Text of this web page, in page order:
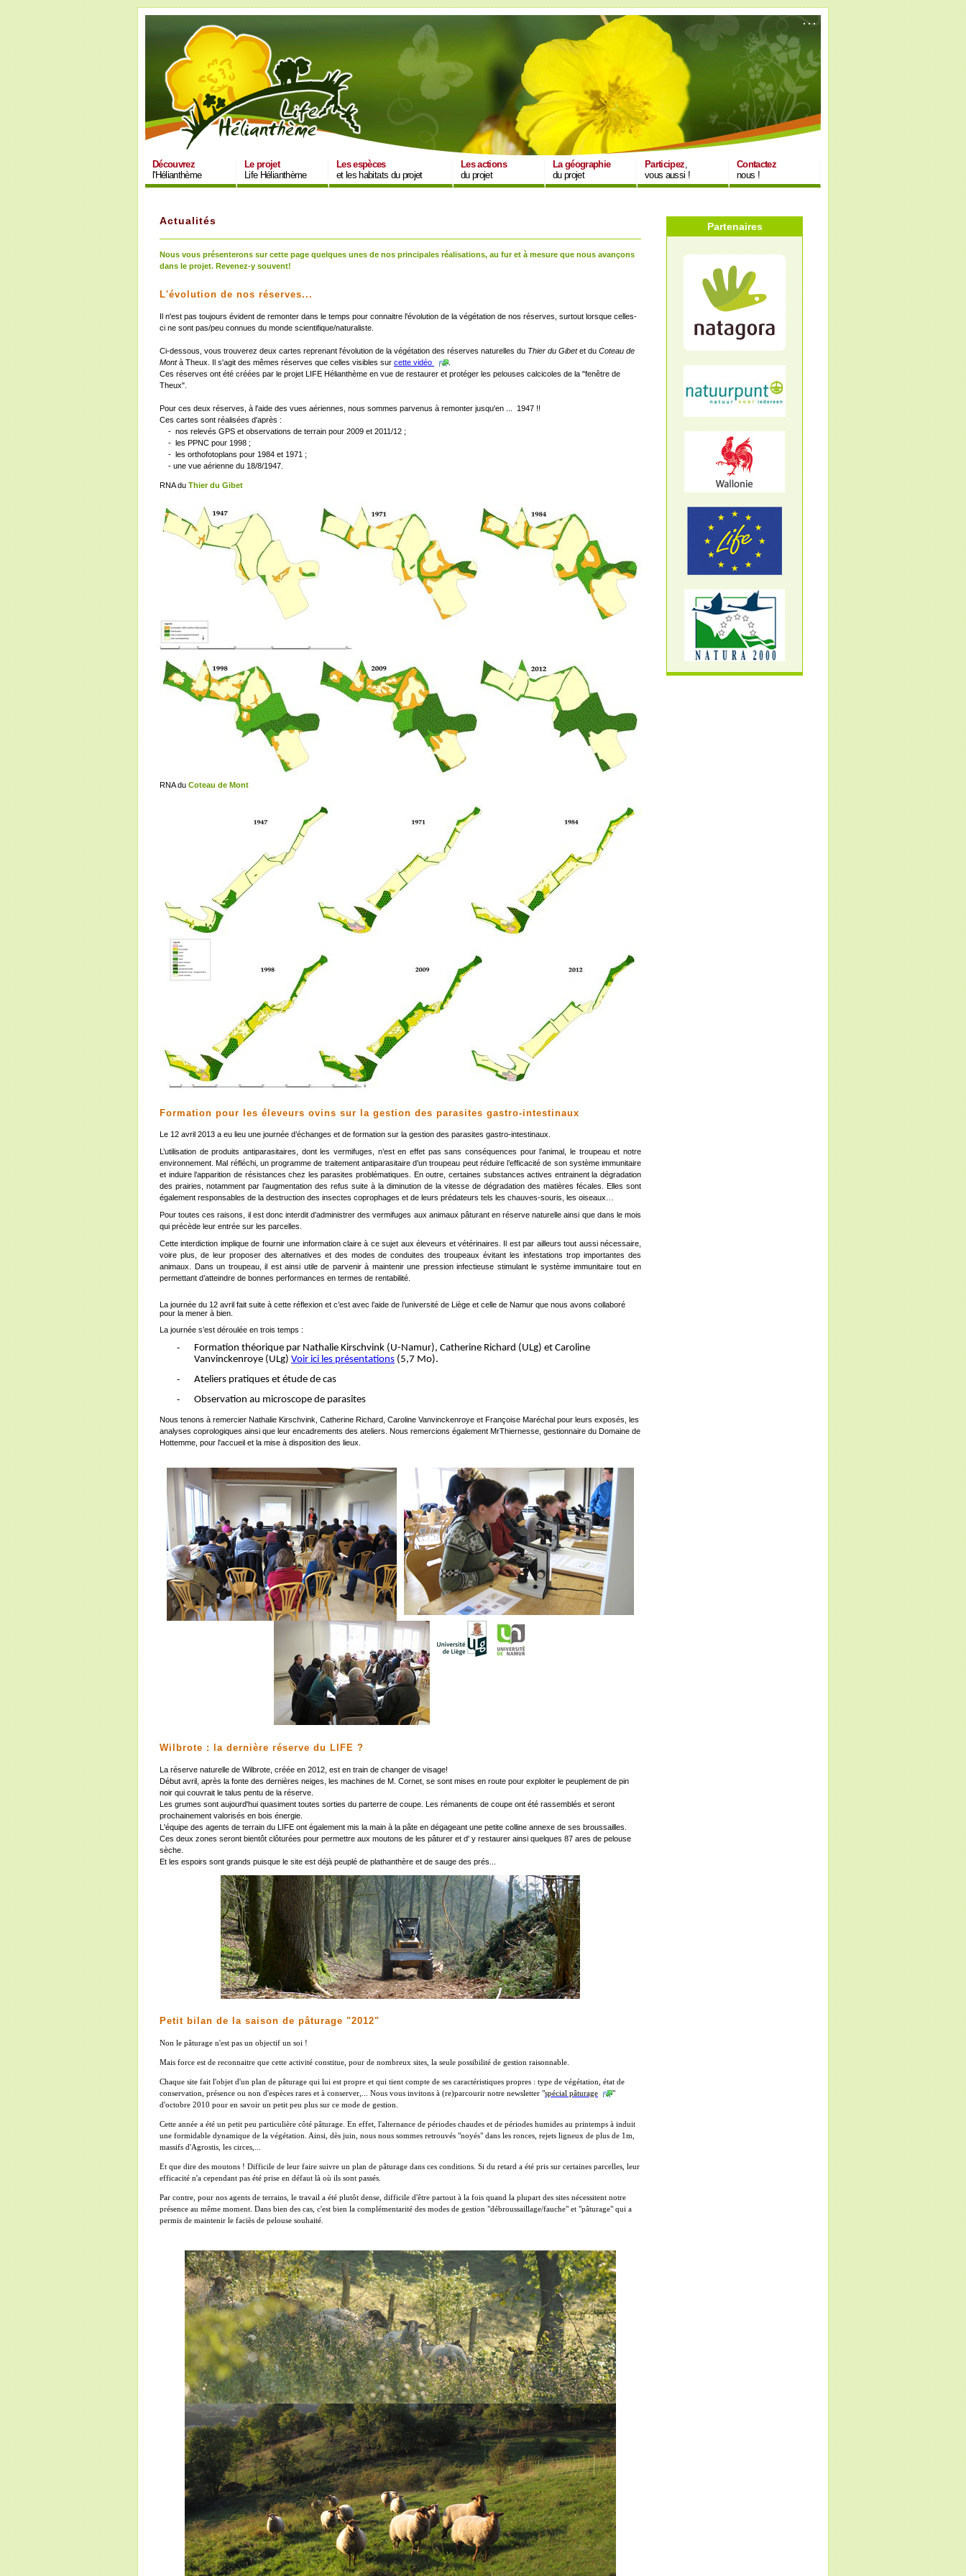
Découvrez
l'Hélianthème
Le projet
Life Hélianthème
Les espèces
et les habitats du projet
Les actions
du projet
La géographie
du projet
Participez,
vous aussi !
Contactez
nous !
Actualités
Nous vous présenterons sur cette page quelques unes de nos principales réalisations, au fur et à mesure que nous avançons
dans le projet. Revenez-y souvent!
L'évolution de nos réserves...
Il n'est pas toujours évident de remonter dans le temps pour connaitre l'évolution de la végétation de nos réserves, surtout lorsque celles-
ci ne sont pas/peu connues du monde scientifique/naturaliste.
Ci-dessous, vous trouverez deux cartes reprenant l'évolution de la végétation des réserves naturelles du Thier du Gibetet du Coteau de
Montà Theux. Il s'agit des mêmes réserves que celles visibles sur cette vidéo
Ces réserves ont été créées par le projet LIFE Hélianthème en vue de restaurer et protéger les pelouses calcicoles de la "fenêtre de
Theux".
Pour ces deux réserves, à l'aide des vues aériennes, nous sommes parvenus à remonter jusqu'en ... 1947 !!
Ces cartes sont réalisées d'après :
- nos relevés GPS et observations de terrain pour 2009 et 2011/12 ;
- les PPNC pour 1998 ;
- les orthofotoplans pour 1984 et 1971 ;
- une vue aérienne du 18/8/1947.
RNA du Thier du Gibet
RNA du Coteau de Mont
Formation pour les éleveurs ovins sur la gestion des parasites gastro-intestinaux
Le 12 avril 2013 a eu lieu une journée d’échanges et de formation sur la gestion des parasites gastro-intestinaux.
L’utilisation de produits antiparasitaires, dont les vermifuges, n’est en effet pas sans conséquences pour l’animal, le troupeau et notre
environnement. Mal réfléchi, un programme de traitement antiparasitaire d’un troupeau peut réduire l’efficacité de son système immunitaire
et induire l’apparition de résistances chez les parasites problématiques. En outre, certaines substances actives entrainent la dégradation
des prairies, notamment par l’augmentation des refus suite à la diminution de la vitesse de dégradation des matières fécales. Elles sont
également responsables de la destruction des insectes coprophages et de leurs prédateurs tels les chauves-souris, les oiseaux…
Pour toutes ces raisons, il est donc interdit d’administrer des vermifuges aux animaux pâturant en réserve naturelle ainsi que dans le mois
qui précède leur entrée sur les parcelles.
Cette interdiction implique de fournir une information claire à ce sujet aux éleveurs et vétérinaires. Il est par ailleurs tout aussi nécessaire,
voire plus, de leur proposer des alternatives et des modes de conduites des troupeaux évitant les infestations trop importantes des
animaux. Dans un troupeau, il est ainsi utile de parvenir à maintenir une pression infectieuse stimulant le système immunitaire tout en
permettant d’atteindre de bonnes performances en termes de rentabilité.
La journée du 12 avril fait suite à cette réflexion et c’est avec l’aide de l’université de Liège et celle de Namur que nous avons collaboré
pour la mener à bien.
La journée s’est déroulée en trois temps :
-
Formation théorique par Nathalie Kirschvink (U-Namur), Catherine Richard (ULg) et Caroline
Vanvinckenroye (ULg) Voir ici les présentations (5,7 Mo).
-
Ateliers pratiques et étude de cas
-
Observation au microscope de parasites
Nous tenons à remercier Nathalie Kirschvink, Catherine Richard, Caroline Vanvinckenroye et Françoise Maréchal pour leurs exposés, les
analyses coprologiques ainsi que leur encadrements des ateliers. Nous remercions également MrThiernesse, gestionnaire du Domaine de
Hottemme, pour l'accueil et la mise à disposition des lieux.
Wilbrote : la dernière réserve du LIFE ?
La réserve naturelle de Wilbrote, créée en 2012, est en train de changer de visage!
Début avril, après la fonte des dernières neiges, les machines de M. Cornet, se sont mises en route pour exploiter le peuplement de pin
noir qui couvrait le talus pentu de la réserve.
Les grumes sont aujourd'hui quasiment toutes sorties du parterre de coupe. Les rémanents de coupe ont été rassemblés et seront
prochainement valorisés en bois énergie.
L'équipe des agents de terrain du LIFE ont également mis la main à la pâte en dégageant une petite colline annexe de ses broussailles.
Ces deux zones seront bientôt clôturées pour permettre aux moutons de les pâturer et d' y restaurer ainsi quelques 87 ares de pelouse
sèche.
Et les espoirs sont grands puisque le site est déjà peuplé de plathanthère et de sauge des prés...
Petit bilan de la saison de pâturage "2012"
Non le pâturage n'est pas un objectif un soi !
Mais force est de reconnaitre que cette activité constitue, pour de nombreux sites, la seule possibilité de gestion raisonnable.
Chaque site fait l'objet d'un plan de pâturage qui lui est propre et qui tient compte de ses caractéristiques propres : type de végétation, état de
conservation, présence ou non d'espèces rares et à conserver,... Nous vous invitons à (re)parcourir notre newsletter "spécial pâturage
"
d'octobre 2010 pour en savoir un petit peu plus sur ce mode de gestion.
Cette année a été un petit peu particulière côté pâturage. En effet, l'alternance de périodes chaudes et de périodes humides au printemps à induit
une formidable dynamique de la végétation. Ainsi, dès juin, nous nous sommes retrouvés "noyés" dans les ronces, rejets ligneux de plus de 1m,
massifs d'Agrostis, les circes,...
Et que dire des moutons ! Difficile de leur faire suivre un plan de pâturage dans ces conditions. Si du retard a été pris sur certaines parcelles, leur
efficacité n'a cependant pas été prise en défaut là où ils sont passés.
Par contre, pour nos agents de terrains, le travail a été plutôt dense, difficile d'être partout à la fois quand la plupart des sites nécessitent notre
présence au même moment. Dans bien des cas, c'est bien la complémentarité des modes de gestion "débroussaillage/fauche" et "pâturage" qui a
permis de maintenir le faciès de pelouse souhaité.
Partenaires